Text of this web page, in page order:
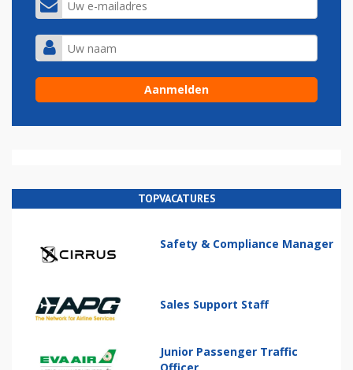
TOPVACATURES
Safety & Compliance Manager
Sales Support Staff
Junior Passenger Traffic